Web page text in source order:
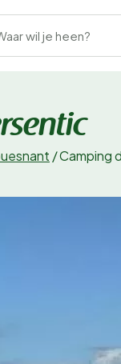
wil je heen?
/Camping